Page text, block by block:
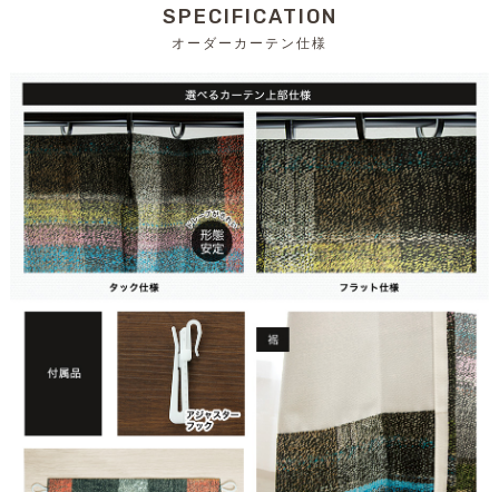
SPECIFICATION
オーダーカーテン仕様